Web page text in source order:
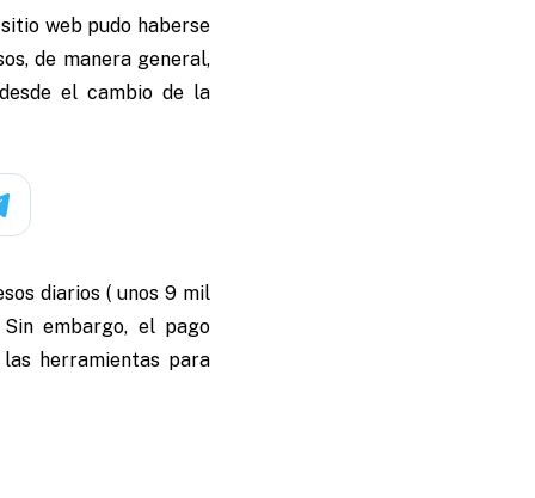
web pudo haberse
de manera general,
el cambio de la
diarios ( unos 9 mil
embargo, el pago
herramientas para